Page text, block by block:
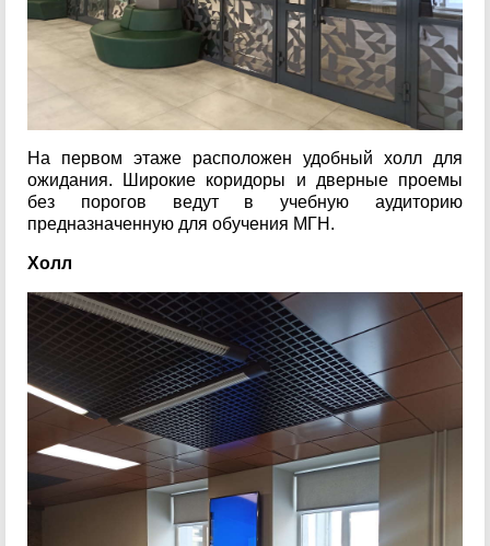
На первом этаже расположен удобный холл для
ожидания. Широкие коридоры и дверные проемы
без порогов ведут в учебную аудиторию
предназначенную для обучения МГН.
Холл